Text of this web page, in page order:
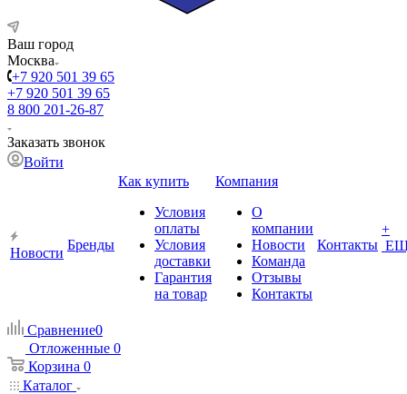
Ваш город
Москва
+7 920 501 39 65
+7 920 501 39 65
8 800 201-26-87
Заказать звонок
Войти
Новости
Бренды
Как купить
Условия
оплаты
Условия
доставки
Гарантия
на товар
Компания
О
компании
Новости
Команда
Отзывы
Контакты
Контакты
+
Сравнение0
Отложенные 0
Корзина 0
Каталог